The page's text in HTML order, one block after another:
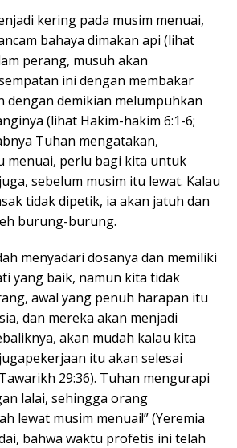
kering pada musim menuai,
bahaya dimakan api (lihat
perang, musuh akan
ini dengan membakar
dengan demikian melumpuhkan
(lihat Hakim-hakim 6:1-6;
Tuhan mengatakan,
menuai, perlu bagi kita untuk
sebelum musim itu lewat. Kalau
tidak dipetik, ia akan jatuh dan
burung-burung.
menyadari dosanya dan memiliki
yang baik, namun kita tidak
awal yang penuh harapan itu
dan mereka akan menjadi
akan mudah kalau kita
itu akan selesai
29:36). Tuhan mengurapi
lalai, sehingga orang
lewat musim menuai!” (Yeremia
bahwa waktu profetis ini telah